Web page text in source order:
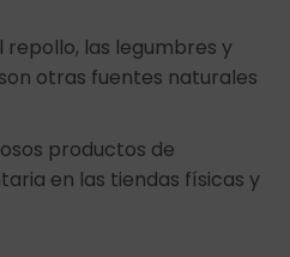
repollo, las legumbres y
otras fuentes naturales
productos de
en las tiendas físicas y